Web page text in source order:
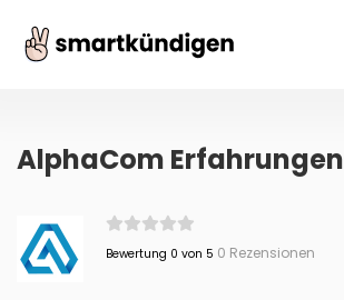
AlphaCom Erfahrungen
Bewertung 0 von 5 0 Rezensionen